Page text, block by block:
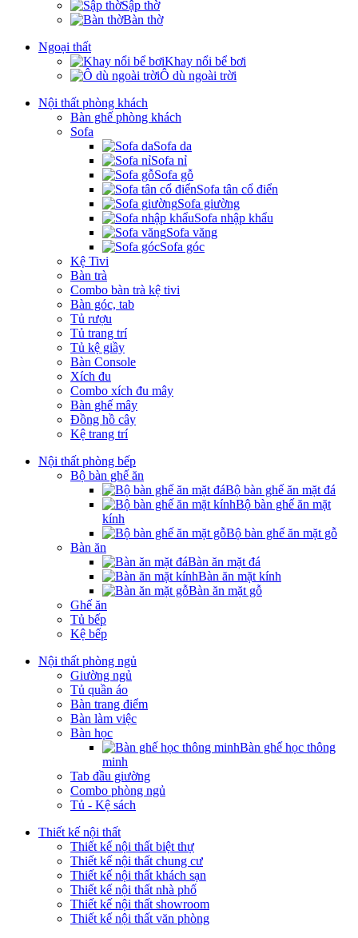
Sập thờ
Bàn thờ
Ngoại thất
Khay nổi bể bơi
Ô dù ngoài trời
Nội thất phòng khách
Bàn ghế phòng khách
Sofa
Sofa da
Sofa nỉ
Sofa gỗ
Sofa tân cổ điển
Sofa giường
Sofa nhập khẩu
Sofa văng
Sofa góc
Kệ Tivi
Bàn trà
Combo bàn trà kệ tivi
Bàn góc, tab
Tủ rượu
Tủ trang trí
Tủ kệ giầy
Bàn Console
Xích đu
Combo xích đu mây
Bàn ghế mây
Đồng hồ cây
Kệ trang trí
Nội thất phòng bếp
Bộ bàn ghế ăn
Bộ bàn ghế ăn mặt đá
Bộ bàn ghế ăn mặt
kính
Bộ bàn ghế ăn mặt gỗ
Bàn ăn
Bàn ăn mặt đá
Bàn ăn mặt kính
Bàn ăn mặt gỗ
Ghế ăn
Tủ bếp
Kệ bếp
Nội thất phòng ngủ
Giường ngủ
Tủ quần áo
Bàn trang điểm
Bàn làm việc
Bàn học
Bàn ghế học thông
minh
Tab đầu giường
Combo phòng ngủ
Tủ - Kệ sách
Thiết kế nội thất
Thiết kế nội thất biệt thự
Thiết kế nội thất chung cư
Thiết kế nội thất khách sạn
Thiết kế nội thất nhà phố
Thiết kế nội thất showroom
Thiết kế nội thất văn phòng